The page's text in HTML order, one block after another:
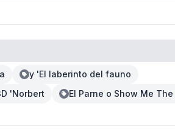
y 'El laberinto del fauno
'Norbert
El Parne o Show Me